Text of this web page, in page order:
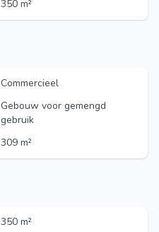
350 m²
Commercieel
Gebouw voor gemengd
gebruik
309 m²
350 m²